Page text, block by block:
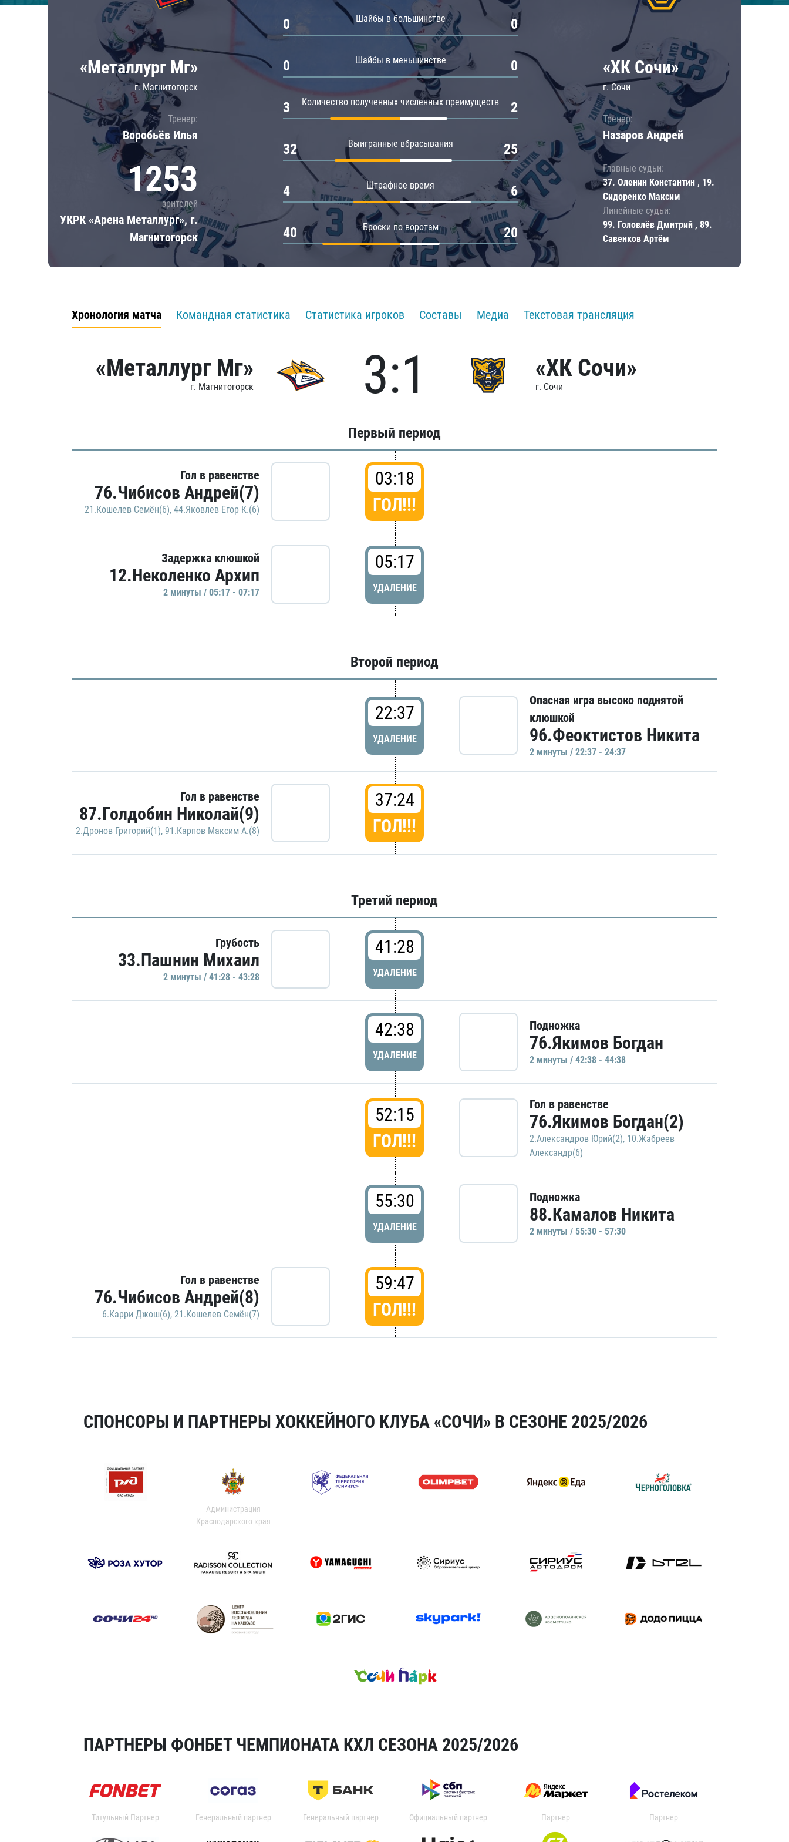
Локомотив
ЦСКА
Шанхайские Драконы
«Металлург Мг»
г. Магнитогорск
Тренер:
Воробьёв Илья
1253
зрителей
УКРК «Арена Металлург», г.
Магнитогорск
Шайбы в большинстве
0 0
Шайбы в меньшинстве
0 0
Количество полученных численных преимуществ
3 2
Выигранные вбрасывания
32 25
Штрафное время
4 6
Броски по воротам
40 20
«ХК Сочи»
г. Сочи
Тренер:
Назаров Андрей
Главные судьи:
37. Оленин Константин , 19.
Сидоренко Максим
Линейные судьи:
99. Головлёв Дмитрий , 89.
Савенков Артём
Хронология матча Командная статистика Статистика игроков Составы Медиа Текстовая трансляция
«Металлург Мг»
г. Магнитогорск 3:1 «ХК Сочи»
г. Сочи
Первый период
Гол в равенстве
76.Чибисов Андрей(7)
21.Кошелев Семён(6), 44.Яковлев Егор К.(6)
03:18
ГОЛ!!!
Задержка клюшкой
12.Неколенко Архип
2 минуты / 05:17 - 07:17
05:17
УДАЛЕНИЕ
Второй период
22:37
УДАЛЕНИЕ
Опасная игра высоко поднятой
клюшкой
96.Феоктистов Никита
2 минуты / 22:37 - 24:37
Гол в равенстве
87.Голдобин Николай(9)
2.Дронов Григорий(1), 91.Карпов Максим А.(8)
37:24
ГОЛ!!!
Третий период
Грубость
33.Пашнин Михаил
2 минуты / 41:28 - 43:28
41:28
УДАЛЕНИЕ
42:38
УДАЛЕНИЕ
Подножка
76.Якимов Богдан
2 минуты / 42:38 - 44:38
52:15
ГОЛ!!!
Гол в равенстве
76.Якимов Богдан(2)
2.Александров Юрий(2), 10.Жабреев
Александр(6)
55:30
УДАЛЕНИЕ
Подножка
88.Камалов Никита
2 минуты / 55:30 - 57:30
Гол в равенстве
76.Чибисов Андрей(8)
6.Карри Джош(6), 21.Кошелев Семён(7)
59:47
ГОЛ!!!
СПОНСОРЫ И ПАРТНЕРЫ ХОККЕЙНОГО КЛУБА «СОЧИ» В СЕЗОНЕ 2025/2026
Администрация
Краснодарского края
ПАРТНЕРЫ ФОНБЕТ ЧЕМПИОНАТА КХЛ СЕЗОНА 2025/2026
Титульный Партнер Генеральный партнер Генеральный партнер Официальный партнер Партнер Партнер